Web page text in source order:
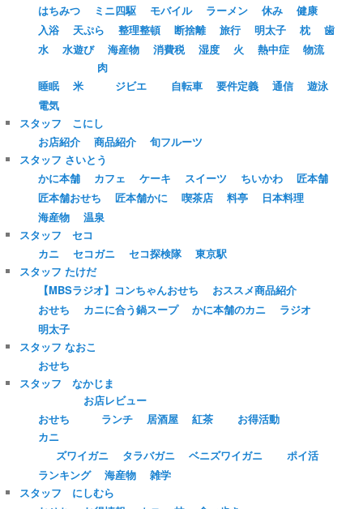
はちみつ
ミニ四駆 モバイル ラーメン 休み
健康
入浴
天ぷら 整理整頓 断捨離 旅行 明太子 枕
歯
水
水遊び 海産物 消費税 湿度 火 熱中症 物流
睡眠 米
肉
ジビエ
自転車 要件定義 通信
遊泳
電気
スタッフ こにし
お店紹介
商品紹介
旬フルーツ
スタッフ さいとう
かに本舗
カフェ ケーキ スイーツ ちいかわ
匠本舗
匠本舗おせち
匠本舗かに 喫茶店 料亭
日本料理
海産物
温泉
スタッフ セコ
カニ
セコガニ セコ探検隊
東京駅
スタッフ たけだ
【MBSラジオ】コンちゃんおせち
おススメ商品紹介
おせち
カニに合う鍋スープ かに本舗のカニ
ラジオ
明太子
スタッフ なおこ
おせち
スタッフ なかじま
おせち
お店レビュー
ランチ
居酒屋 紅茶
お得活動
カニ
ズワイガニ
タラバガニ ベニズワイガニ
ポイ活
ランキング
海産物
雑学
スタッフ にしむら